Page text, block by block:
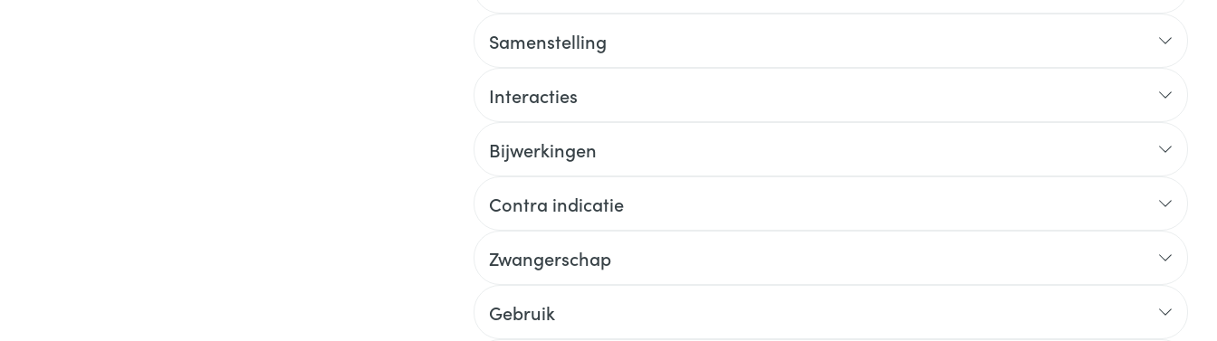
Samenstelling
Interacties
Bijwerkingen
Contra indicatie
Zwangerschap
Gebruik